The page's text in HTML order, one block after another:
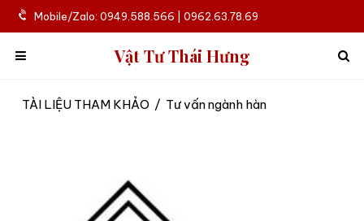
Mobile/Zalo: 0949.588.566 | 0962.63.78.69
Vật Tư Thái Hưng
TÀI LIỆU THAM KHẢO / Tư vấn ngành hàn